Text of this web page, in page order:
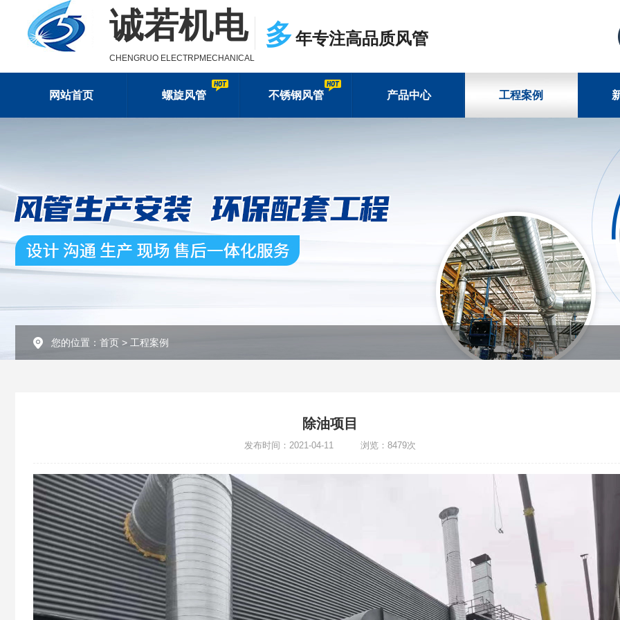
诚若机电
CHENGRUO ELECTRPMECHANICAL
多年专注高品质风管
网站首页 螺旋风管 不锈钢风管 产品中心 工程案例
您的位置： 首页 > 工程案例
除油项目
发布时间：2021-04-11 浏览：8479次